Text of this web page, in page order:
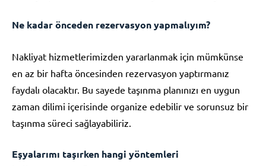
Ne kadar önceden rezervasyon yapmalıyım?
Nakliyat hizmetlerimizden yararlanmak için mümkünse
en az bir hafta öncesinden rezervasyon yaptırmanız
faydalı olacaktır. Bu sayede taşınma planınızı en uygun
zaman dilimi içerisinde organize edebilir ve sorunsuz bir
taşınma süreci sağlayabiliriz.
Eşyalarımı taşırken hangi yöntemleri